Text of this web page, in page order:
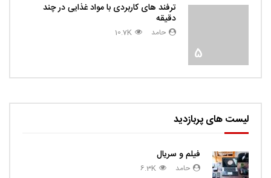
5
ترفند های کاربردی با مواد غذایی در چند
دقیقه
حامد 10.7K
لیست های پربازدید
فیلم و سریال
حامد 6.3K